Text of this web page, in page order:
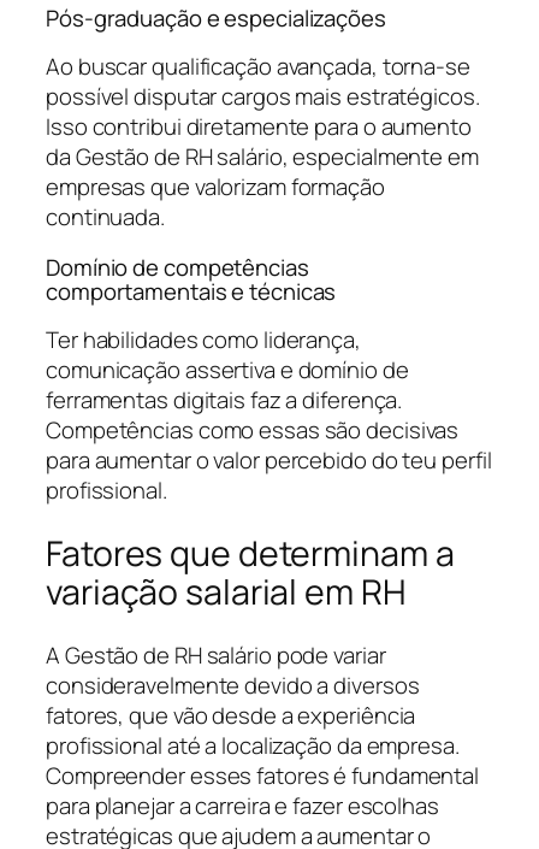
Pós-graduação e especializações
Ao buscar qualificação avançada, torna-se
possível disputar cargos mais estratégicos.
Isso contribui diretamente para o aumento
da Gestão de RH salário, especialmente em
empresas que valorizam formação
continuada.
Domínio de competências
comportamentais e técnicas
Ter habilidades como liderança,
comunicação assertiva e domínio de
ferramentas digitais faz a diferença.
Competências como essas são decisivas
para aumentar o valor percebido do teu perfil
profissional.
Fatores que determinam a
variação salarial em RH
A Gestão de RH salário pode variar
consideravelmente devido a diversos
fatores, que vão desde a experiência
profissional até a localização da empresa.
Compreender esses fatores é fundamental
para planejar a carreira e fazer escolhas
estratégicas que ajudem a aumentar o